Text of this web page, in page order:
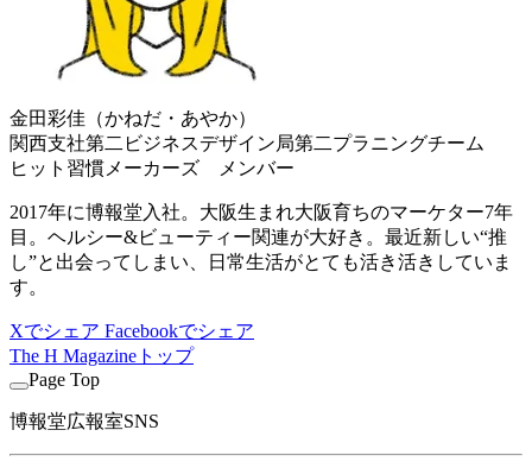
金田彩佳（かねだ・あやか）
関西支社第二ビジネスデザイン局第二プラニングチーム
ヒット習慣メーカーズ メンバー
2017年に博報堂入社。大阪生まれ大阪育ちのマーケター7年
目。ヘルシー&ビューティー関連が大好き。最近新しい“推
し”と出会ってしまい、日常生活がとても活き活きしていま
す。
Xでシェア Facebookでシェア
The H Magazineトップ
Page Top
博報堂広報室SNS